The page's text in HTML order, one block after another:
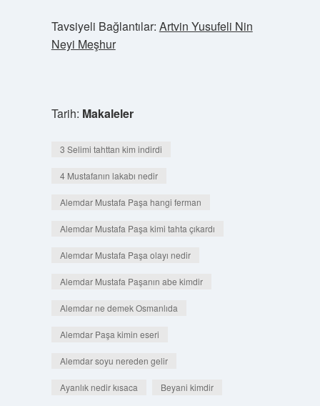
Tavsiyeli Bağlantılar: Artvin Yusufeli Nin
Neyi Meşhur
Tarih: Makaleler
3 Selimi tahttan kim indirdi
4 Mustafanın lakabı nedir
Alemdar Mustafa Paşa hangi ferman
Alemdar Mustafa Paşa kimi tahta çıkardı
Alemdar Mustafa Paşa olayı nedir
Alemdar Mustafa Paşanın abe kimdir
Alemdar ne demek Osmanlıda
Alemdar Paşa kimin eseri
Alemdar soyu nereden gelir
Ayanlık nedir kısaca Beyani kimdir